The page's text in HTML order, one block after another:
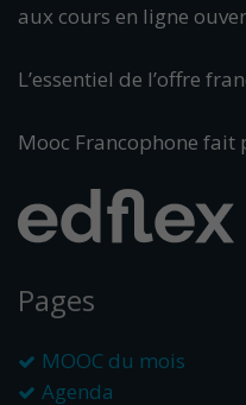
aux cours en ligne
L’essentiel de l’offre
Mooc Francophone fait
Pages
MOOC du mois
Agenda